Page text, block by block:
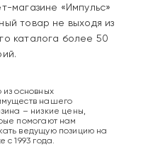
магазине «Импульс»
товар не выходя из
каталога более 50
основных
нашего
– низкие цены,
помогают нам
ведущую позицию на
с 1993 года.